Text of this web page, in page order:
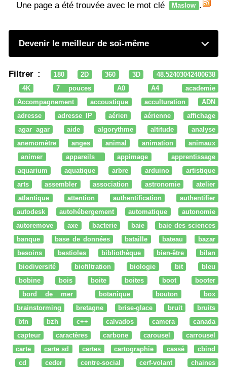
Une page a été trouvée avec le mot clé Maslow .
Devenir le meilleur de soi-même
Filtrer : 180 2D 360 3D
48.52403042400638
4K
7 pouces A0 A4
academie
Accompagnement
accoustique acculturation
ADN
adresse
adresse IP aérien aérienne
affichage
agar agar
aide algorythme altitude
analyse
anemomètre
anges animal animation
animaux
animer
appareils appimage
apprentissage
aquarium
aquatique arbre arduino
artistique
arts
assembler association astronomie
atelier
atlantique
attention authentification
authentifier
autodesk
autohébergement automatique
autonomie
autoremove
axe bacterie baie
baie des sciences
banque
base de données bataille bateau
bazar
besoins
bestioles bibliothèque bien-être
bilan
biodiversité
biofiltration biologie bit
bleu
bobine
bois boite boites boot
booter
bord de mer
botanique bouton
box
brainstorming
bretagne brise-glace bruit
bruits
btn
bzh c++ calvados camera
canada
capteur
caractères carbone carousel
carrousel
carte
carte sd cartes cartographie cassé
cbind
cd
ceder centre-social cerf-volant
chaines